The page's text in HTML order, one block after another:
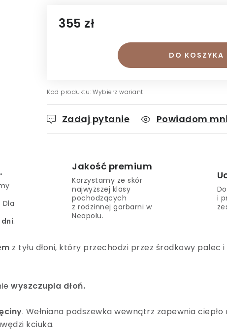
355 zł
DO KOSZYKA
Kod produktu: Wybierz wariant
Zadaj pytanie Powiadom
.
Jakość premium
Korzystamy ze skór
najwyższej klasy
pochodzących
z rodzinnej garbarni w
Neapolu.
i
z tyłu dłoni, który przechodzi przez środkowy palec
wyszczupla dłoń.
. Wełniana podszewka wewnątrz zapewnia
kciuka.